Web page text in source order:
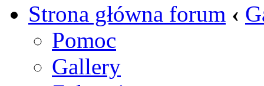
Strona główna forum ‹
Pomoc
Gallery